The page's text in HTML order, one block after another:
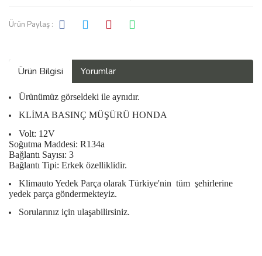
Ürün Paylaş :
Ürün Bilgisi Yorumlar
Ürünümüz görseldeki ile aynıdır.
KLİMA BASINÇ MÜŞÜRÜ HONDA
Volt: 12V
Soğutma Maddesi: R134a
Bağlantı Sayısı: 3
Bağlantı Tipi: Erkek özelliklidir.
Klimauto Yedek Parça olarak Türkiye'nin tüm şehirlerine
yedek parça göndermekteyiz.
Sorularınız için ulaşabilirsiniz.